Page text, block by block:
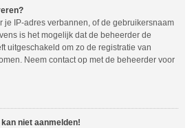
je IP-adres verbannen, of de gebruikersnaam
is het mogelijk dat de beheerder de
uitgeschakeld om zo de registratie van
Neem contact op met de beheerder voor
niet aanmelden!